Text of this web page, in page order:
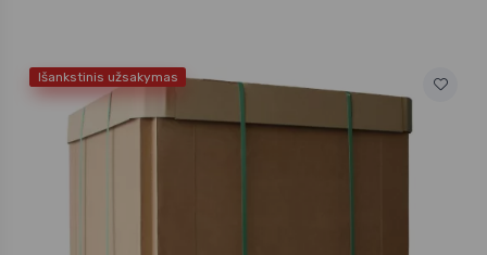
Išankstinis užsakymas